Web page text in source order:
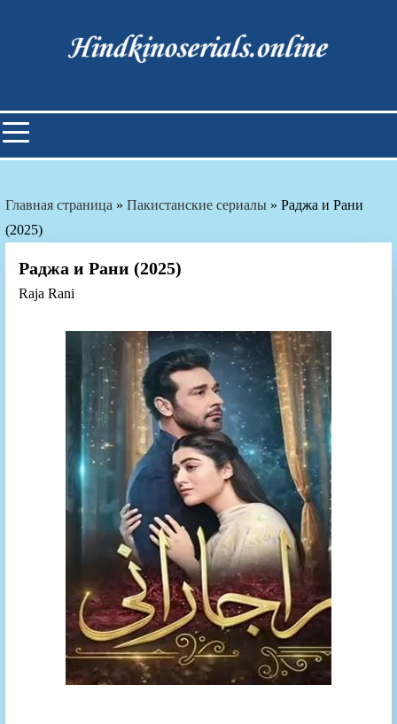
Индийские фильмы смотреть
онлайн
Главная страница » Пакистанские сериалы » Раджа и Рани
(2025)
Раджа и Рани (2025)
Raja Rani